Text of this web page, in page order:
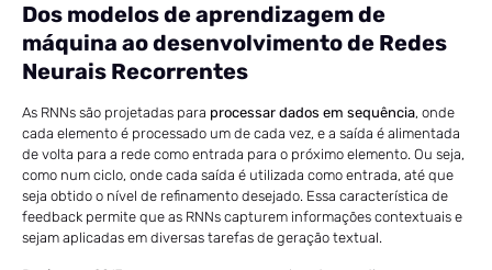
Dos modelos de aprendizagem de
máquina ao desenvolvimento de Redes
Neurais Recorrentes
As RNNs são projetadas para processar dados em sequência, onde
cada elemento é processado um de cada vez, e a saída é alimentada
de volta para a rede como entrada para o próximo elemento. Ou seja,
como num ciclo, onde cada saída é utilizada como entrada, até que
seja obtido o nível de refinamento desejado. Essa característica de
feedback permite que as RNNs capturem informações contextuais e
sejam aplicadas em diversas tarefas de geração textual.